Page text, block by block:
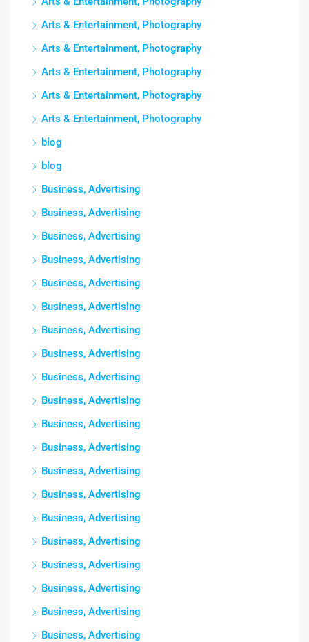
Arts & Entertainment, Photography
Arts & Entertainment, Photography
Arts & Entertainment, Photography
Arts & Entertainment, Photography
Arts & Entertainment, Photography
blog
blog
Business, Advertising
Business, Advertising
Business, Advertising
Business, Advertising
Business, Advertising
Business, Advertising
Business, Advertising
Business, Advertising
Business, Advertising
Business, Advertising
Business, Advertising
Business, Advertising
Business, Advertising
Business, Advertising
Business, Advertising
Business, Advertising
Business, Advertising
Business, Advertising
Business, Advertising
Business, Advertising